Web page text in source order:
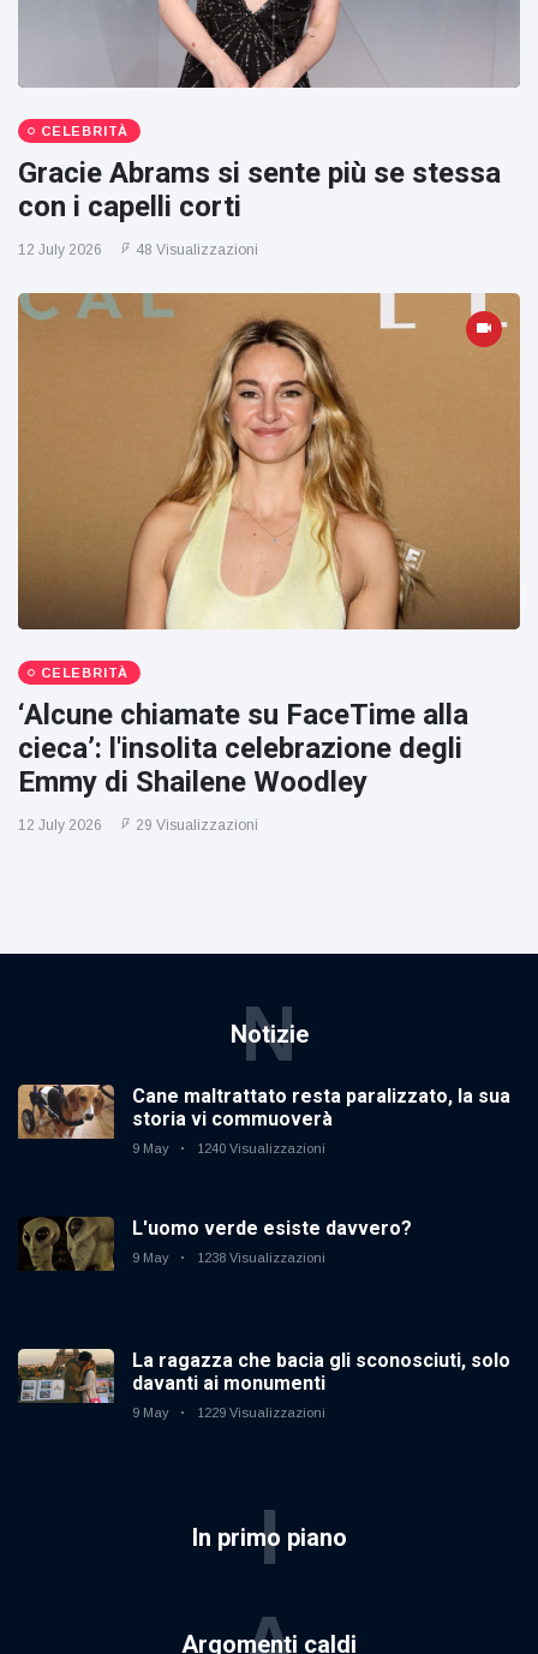
CELEBRITÀ
Gracie Abrams si sente più se stessa
con i capelli corti
12 July 2026 48 Visualizzazioni
CELEBRITÀ
‘Alcune chiamate su FaceTime alla
cieca’: l'insolita celebrazione degli
Emmy di Shailene Woodley
12 July 2026 29 Visualizzazioni
Notizie
N
Cane maltrattato resta paralizzato, la sua
storia vi commuoverà
9 May 1240 Visualizzazioni
L'uomo verde esiste davvero?
9 May 1238 Visualizzazioni
La ragazza che bacia gli sconosciuti, solo
davanti ai monumenti
9 May 1229 Visualizzazioni
In primo piano
I
Argomenti caldi